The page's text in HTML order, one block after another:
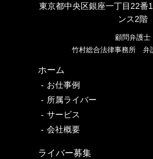
東京都中央区銀座一丁目22番
ンス2階
顧問弁護士
竹村総合法律事務所 弁
ホーム
お仕事例
所属ライバー
サービス
会社概要
ライバー募集